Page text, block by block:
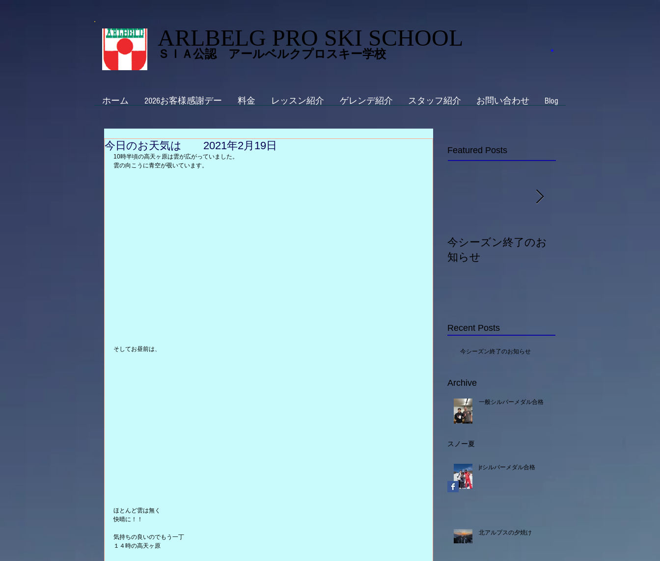
ARLBELG PRO SKI SCHOOL
ＳＩＡ公認 アールベルクプロスキー学校
ホーム 2026お客様感謝デー 料金 レッスン紹介 ゲレンデ紹介 スタッフ紹介 お問い合わせ Blog
今日のお天気は 2021年2月19日
10時半頃の高天ヶ原は雲が広がっていました。
雲の向こうに青空が覗いています。
そしてお昼前は、
ほとんど雲は無く
快晴に！！
気持ちの良いのでもう一丁
１４時の高天ヶ原
Featured Posts
今シーズン終了のお
知らせ
Recent Posts
今シーズン終了のお知らせ
一般シルバーメダル合格
jrシルバーメダル合格
北アルプスの夕焼け
スノー夏
Archive